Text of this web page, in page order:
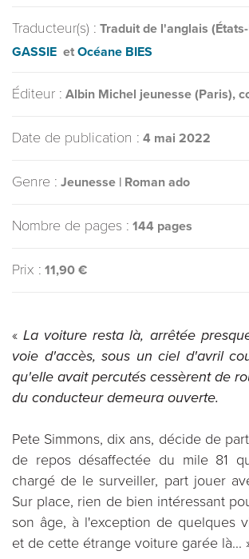
Traducteur(s) : Traduit de l'anglais
GASSIE et Océane BIES
Éditeur : Albin Michel jeunesse (Paris),
Date de publication : 4 mai 2022
Genre : Jeunesse | Roman ado
Nombre de pages : 144 pages
Prix : 11,90 €
«La voiture resta là, arrêtée
voie d'accès, sous un ciel d'avril
qu'elle avait percutés cessèrent de
du conducteur demeura ouverte.
Pete Simmons, dix ans, décide de
de repos désaffectée du mile 81
chargé de le surveiller, part jouer
Sur place, rien de bien intéressant
son âge, à l'exception de quelques
et de cette étrange voiture garée là...